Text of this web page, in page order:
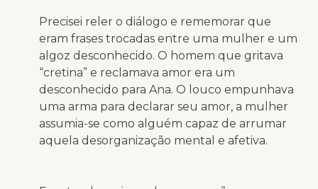
Precisei reler o diálogo e rememorar que
eram frases trocadas entre uma mulher e um
algoz desconhecido. O homem que gritava
“cretina” e reclamava amor era um
desconhecido para Ana. O louco empunhava
uma arma para declarar seu amor, a mulher
assumia-se como alguém capaz de arrumar
aquela desorganização mental e afetiva.